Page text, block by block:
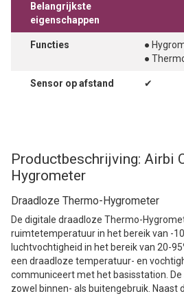
Belangrijkste
eigenschappen
Functies
●
●
Sensor op afstand ✔
Productbeschrijving: Airbi
Hygrometer
Draadloze Thermo-Hygrometer
De digitale draadloze Thermo-
ruimtetemperatuur in het bereik van -
luchtvochtigheid in het bereik van 20-
een draadloze temperatuur- en
communiceert met het basisstation.
zowel binnen- als buitengebruik. Naast